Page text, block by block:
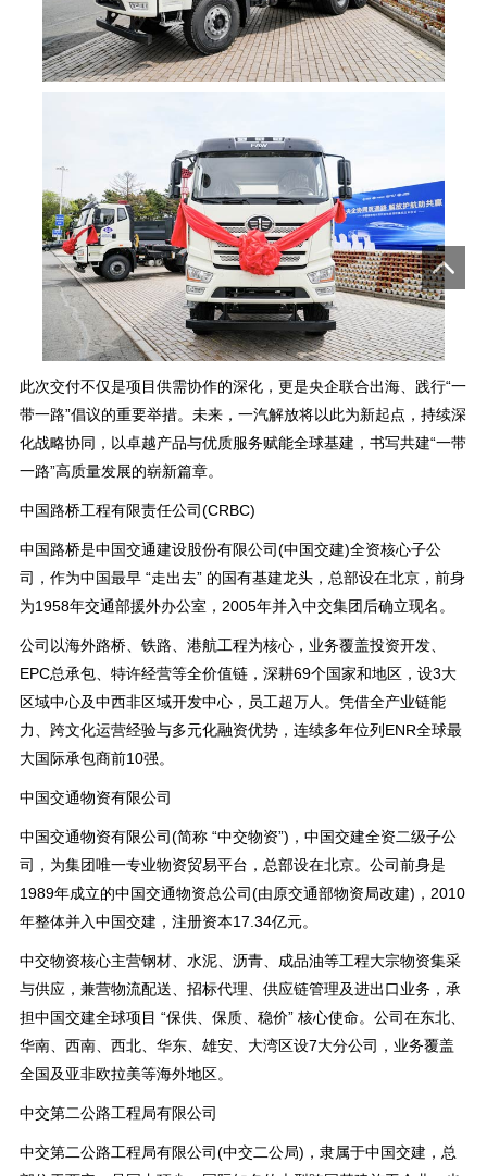
此次交付不仅是项目供需协作的深化，更是央企联合出海、践行“一
带一路”倡议的重要举措。未来，一汽解放将以此为新起点，持续深
化战略协同，以卓越产品与优质服务赋能全球基建，书写共建“一带
一路”高质量发展的崭新篇章。
中国路桥工程有限责任公司(CRBC)
中国路桥是中国交通建设股份有限公司(中国交建)全资核心子公
司，作为中国最早 “走出去” 的国有基建龙头，总部设在北京，前身
为1958年交通部援外办公室，2005年并入中交集团后确立现名。
公司以海外路桥、铁路、港航工程为核心，业务覆盖投资开发、
EPC总承包、特许经营等全价值链，深耕69个国家和地区，设3大
区域中心及中西非区域开发中心，员工超万人。凭借全产业链能
力、跨文化运营经验与多元化融资优势，连续多年位列ENR全球最
大国际承包商前10强。
中国交通物资有限公司
中国交通物资有限公司(简称 “中交物资”)，中国交建全资二级子公
司，为集团唯一专业物资贸易平台，总部设在北京。公司前身是
1989年成立的中国交通物资总公司(由原交通部物资局改建)，2010
年整体并入中国交建，注册资本17.34亿元。
中交物资核心主营钢材、水泥、沥青、成品油等工程大宗物资集采
与供应，兼营物流配送、招标代理、供应链管理及进出口业务，承
担中国交建全球项目 “保供、保质、稳价” 核心使命。公司在东北、
华南、西南、西北、华东、雄安、大湾区设7大分公司，业务覆盖
全国及亚非欧拉美等海外地区。
中交第二公路工程局有限公司
中交第二公路工程局有限公司(中交二公局)，隶属于中国交建，总